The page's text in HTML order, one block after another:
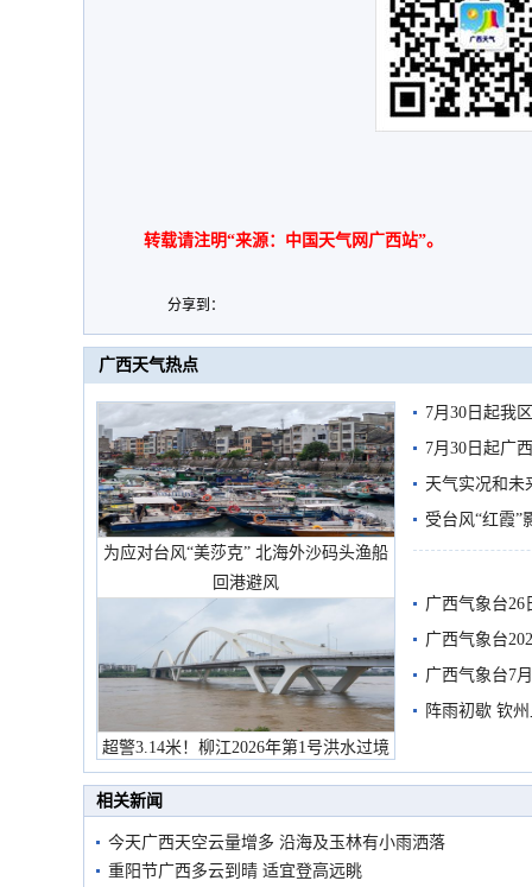
转载请注明“来源：中国天气网广西站”。
分享到：
广西天气热点
为应对台风“美莎克” 北海外沙码头渔船
回港避风
超警3.14米！柳江2026年第1号洪水过境
市民在堤岸见证汛况
7月30日起我
7月30日起广
天气实况和未
受台风“红霞”
有较强降雨
广西气象台26
广西气象台
预警
广西气象台7
阵雨初歇 钦
相关新闻
今天广西天空云量增多 沿海及玉林有小雨洒落
重阳节广西多云到晴 适宜登高远眺